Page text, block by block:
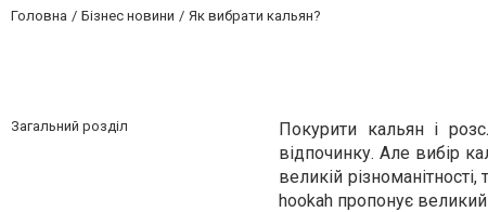
Головна Бізнес новини Як вибрати кальян?
Загальний розділ
Покурити кальян і
відпочинку. Але вибір
великій
hookah пропонує